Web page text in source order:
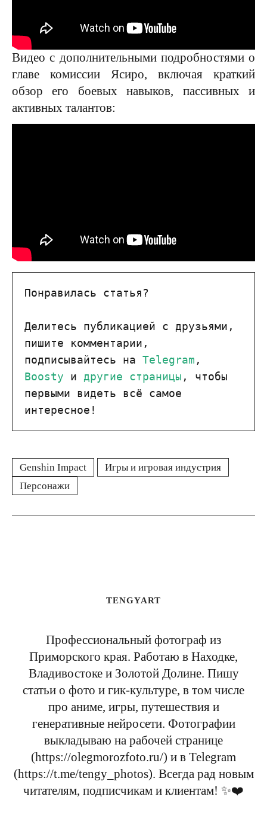
Видео с дополнительными подробностями о
главе комиссии Ясиро, включая краткий
обзор его боевых навыков, пассивных и
активных талантов:
Понравилась статья?
Делитесь публикацией с друзьями,
пишите комментарии,
подписывайтесь на Telegram
Boosty и другие страницы , чтобы
первыми видеть всё самое
интересное!
Genshin Impact
Игры и игровая индустрия
Персонажи
TENGYART
Профессиональный фотограф из
Приморского края. Работаю в Находке,
Владивостоке и Золотой Долине. Пишу
статьи о фото и гик-культуре, в том числе
про аниме, игры, путешествия и
генеративные нейросети. Фотографии
выкладываю на рабочей странице
(https://olegmorozfoto.ru/) и в Telegram
(https://t.me/tengy_photos). Всегда рад новым
читателям, подписчикам и клиентам! ✨❤️